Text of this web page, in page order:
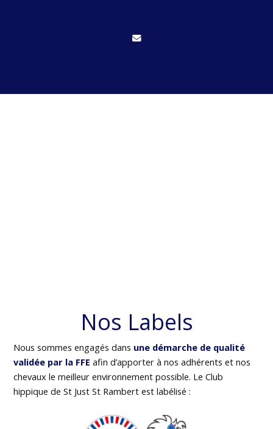
Nos Labels
Nous sommes engagés dans une démarche de qualité
validée par la FFE afin d’apporter à nos adhérents et nos
chevaux le meilleur environnement possible. Le Club
hippique de St Just St Rambert est labélisé :